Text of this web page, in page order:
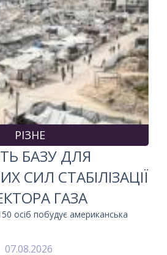
РІЗНЕ
БАЗУ ДЛЯ
СИЛ СТАБІЛІЗАЦІЇ
ГАЗА
осіб побудує американська
07.08.2026